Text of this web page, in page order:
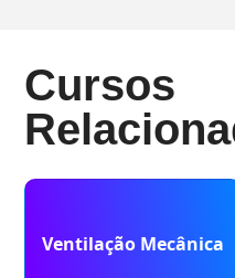
Cursos
Ventilação Mecânica